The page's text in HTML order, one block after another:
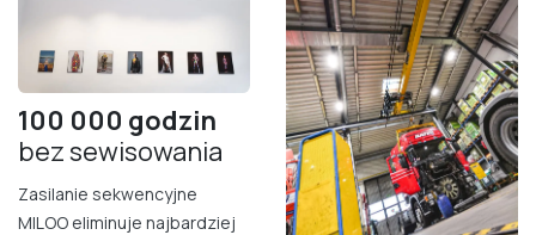
100 000 godzin
bez sewisowania
Zasilanie sekwencyjne
MILOO eliminuje najbardziej